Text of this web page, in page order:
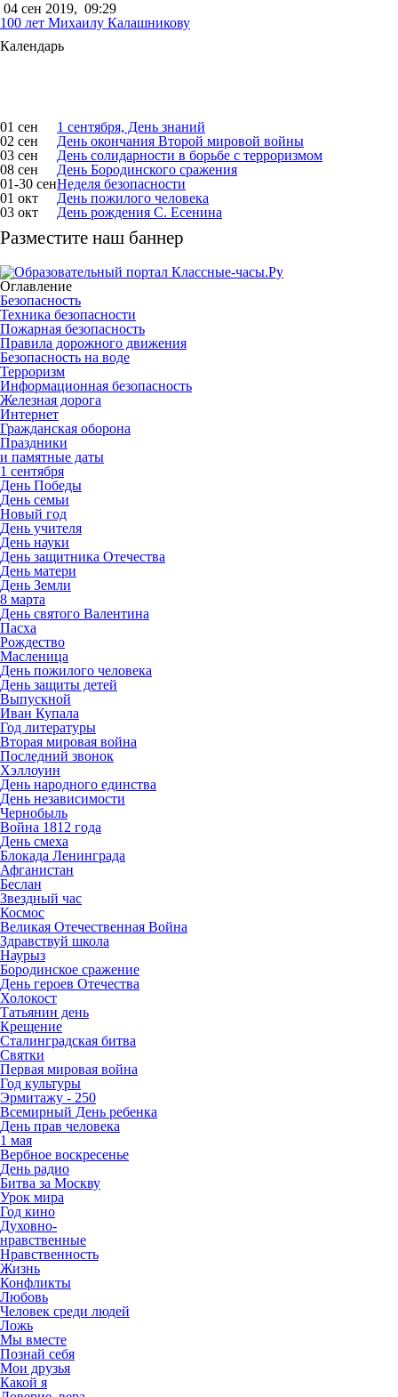
04 сен 2019, 09:29
100 лет Михаилу Калашникову
Календарь
01 сен
1 сентября, День знаний
02 сен
День окончания Второй мировой войны
03 сен
День солидарности в борьбе с терроризмом
08 сен
День Бородинского сражения
01-30 сенНеделя безопасности
01 окт
День пожилого человека
03 окт
День рождения С. Есенина
Разместите наш баннер
Оглавление
Безопасность
Техника безопасности
Пожарная безопасность
Правила дорожного движения
Безопасность на воде
Терроризм
Информационная безопасность
Железная дорога
Интернет
Гражданская оборона
Праздники
и памятные даты
1 сентября
День Победы
День семьи
Новый год
День учителя
День науки
День защитника Отечества
День матери
День Земли
8 марта
День святого Валентина
Пасха
Рождество
Масленица
День пожилого человека
День защиты детей
Выпускной
Иван Купала
Год литературы
Вторая мировая война
Последний звонок
Хэллоуин
День народного единства
День независимости
Чернобыль
Война 1812 года
День смеха
Блокада Ленинграда
Афганистан
Беслан
Звездный час
Космос
Великая Отечественная Война
Здравствуй школа
Наурыз
Бородинское сражение
День героев Отечества
Холокост
Татьянин день
Крещение
Сталинградская битва
Святки
Первая мировая война
Год культуры
Эрмитажу - 250
Всемирный День ребенка
День прав человека
1 мая
Вербное воскресенье
День радио
Битва за Москву
Урок мира
Год кино
Духовно-
нравственные
Нравственность
Жизнь
Конфликты
Любовь
Человек среди людей
Ложь
Мы вместе
Познай себя
Мои друзья
Какой я